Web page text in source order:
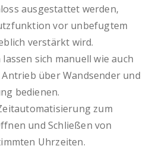
ausgestattet werden,
vor unbefugtem
verstärkt wird.
sich manuell wie auch
über Wandsender und
bedienen.
zum
und Schließen von
Uhrzeiten.